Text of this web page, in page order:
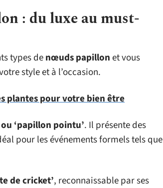
: du luxe au must-
types denœuds papillonet vous
style et à l’occasion.
plantes pour votre bien être
‘papillon pointu’. Il présente des
pour les événements formels tels que
de cricket’, reconnaissable par ses